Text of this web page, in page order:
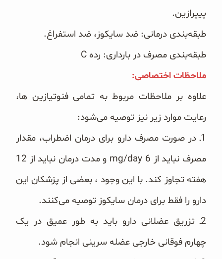
پیپرازین.
طبقه‌بندی درمانی: ضد سایکوز، ضد استفراغ.
طبقه‌بندی مصرف در بارداری: رده ‏C‏
ملاحظات اختصاصی:‏
‏‌علاوه بر ملاحظات مربوط به تمامی فنوتیازین ها،
رعایت موارد زیر نیز توصیه می‌شود:
‏1ـ ‌در صورت مصرف دارو برای درمان اضطراب، مقدار
مصرف نباید از ‏mg/day 6‎‏ و مدت درمان نباید از 12
هفته ‏تجاوز کند. با این وجود ، بعضی از پزشکان این
دارو را فقط برای درمان سایکوز توصیه می‌کنند.
‏2ـ‌ تزریق عضلانی دارو باید به طور عمیق در یک
چهارم فوقانی خارجی عضله سرینی انجام شود.